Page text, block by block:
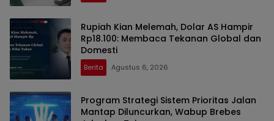
Rupiah Kian Melemah, Dolar AS Hampir
Rp18.100: Membaca Tekanan Global dan
Domesti
Berita Agustus 6, 2026
Program Strategi Sistem Prioritas Jalan
Mantap Diluncurkan, Wabup Brebes